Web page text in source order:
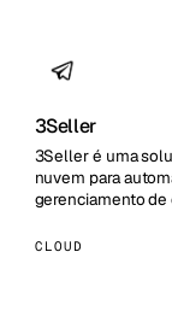
3Seller
3Seller é uma
nuvem para
gerenciamento de
plataforma ajud…
CLOUD